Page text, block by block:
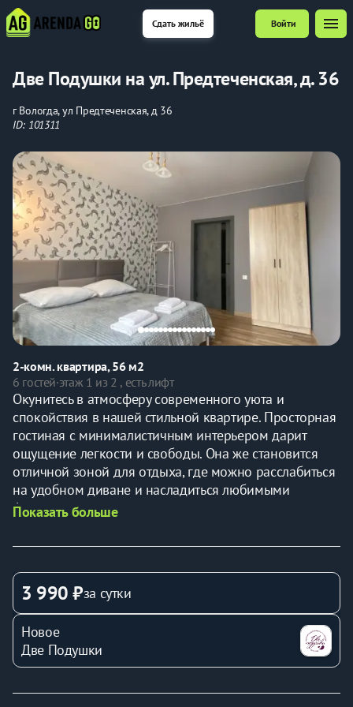
Сдать жильё Войти menu
Две Подушки на ул. Предтеченская, д. 36
г Вологда, ул Предтеченская, д 36
ID: 101311
2-комн. квартира, 56 м2
6 гостей·этаж 1 из 2 , есть лифт
Окунитесь в атмосферу современного уюта и
спокойствия в нашей стильной квартире. Просторная
гостиная с минималистичным интерьером дарит
ощущение легкости и свободы. Она же становится
отличной зоной для отдыха, где можно расслабиться
на удобном диване и насладиться любимыми
фильмами.
вас приготовить что-то особенное даже вдали от
функциональность, создавая идеальные условия для
кулинарных экспериментов.
Спальня убаюкивает мягким светом, а кровать словно
создана для самых сладких снов. Элегантные обои с
лёгким узором придают комнате нотку изысканности,
которая дополняется современным гардеробом для
вашего удобства.
Показать больше
3 990 ₽за сутки
Новое
Две Подушки